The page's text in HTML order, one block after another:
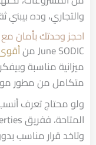
والتجاري، وده بيبني
احجز وحدتك بأمان مع Siva Properties
June SODIC من
ميزانية مناسبة
متكامل من مطور
ولو محتاج تعرف أنسب
وتاخد قرار مناسب